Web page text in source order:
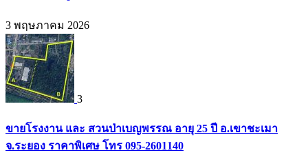
3 พฤษภาคม 2026
3
ขายโรงงาน และ สวนป่าเบญพรรณ อายุ 25 ปี อ.เขาชะเมา
จ.ระยอง ราคาพิเศษ โทร 095-2601140